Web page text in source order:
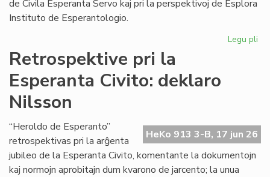
de Civila Esperanta Servo kaj pri la perspektivoj de Esplora
Instituto de Esperantologio.
Legu pli
Retrospektive pri la
Esperanta Civito: deklaro
Nilsson
HeKo 913 3-B, 17 jun 26
“Heroldo de Esperanto”
retrospektivas pri la arĝenta
jubileo de la Esperanta Civito, komentante la dokumentojn
kaj normojn aprobitajn dum kvarono de jarcento; la unua